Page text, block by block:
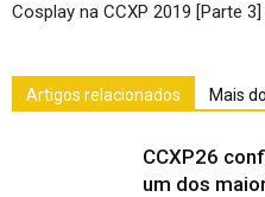
Cosplay na CCXP 2019 [Parte 3]
Artigos relacionados Mais
CCXP26
um dos